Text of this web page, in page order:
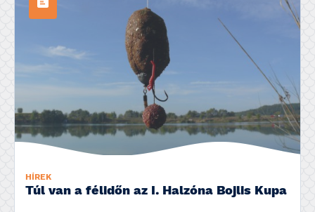
HÍREK
Túl van a félidőn az I. Halzóna Bojlis Kupa